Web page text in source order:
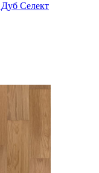
Селект